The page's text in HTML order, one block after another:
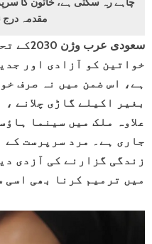
مقدمہ درج
سعودی
خواتین کو آزادی اور
ہے، اس ضمن میں نہ صرف
بغیر اکیلے گاڑی چلانے
علاوہ ملک میں سینما
جاری ہے۔ مرد سرپرست کے
زندگی گزارنے کی آزدی
میں ترمیم کرنا بھی اسی